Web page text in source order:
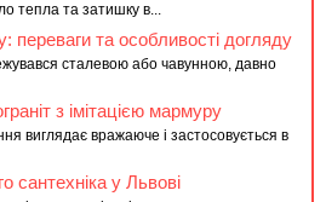
тепла та затишку в...
переваги та особливості догляду
сталевою або чавунною, давно
з імітацією мармуру
виглядає вражаюче і застосовується в
сантехніка у Львові